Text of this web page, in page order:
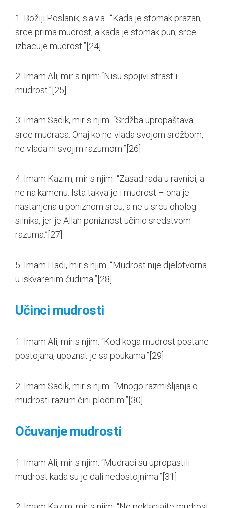
1. Božiji Poslanik, s.a.v.a.: “Kada je stomak prazan,
srce prima mudrost, a kada je stomak pun, srce
izbacuje mudrost.”[24]
2. Imam Ali, mir s njim: “Nisu spojivi strast i
mudrost.”[25]
3. Imam Sadik, mir s njim: “Srdžba upropaštava
srce mudraca. Onaj ko ne vlada svojom srdžbom,
ne vlada ni svojim razumom.”[26]
4. Imam Kazim, mir s njim: “Zasad rađa u ravnici, a
ne na kamenu. Ista takva je i mudrost – ona je
nastanjena u poniznom srcu, a ne u srcu oholog
silnika, jer je Allah poniznost učinio sredstvom
razuma.”[27]
5. Imam Hadi, mir s njim: “Mudrost nije djelotvorna
u iskvarenim ćudima.”[28]
Učinci mudrosti
1. Imam Ali, mir s njim: “Kod koga mudrost postane
postojana, upoznat je sa poukama.”[29]
2. Imam Sadik, mir s njim: “Mnogo razmišljanja o
mudrosti razum čini plodnim.”[30]
Očuvanje mudrosti
1. Imam Ali, mir s njim: “Mudraci su upropastili
mudrost kada su je dali nedostojnima.”[31]